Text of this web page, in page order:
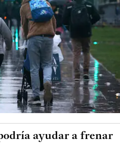
ayudar a frenar